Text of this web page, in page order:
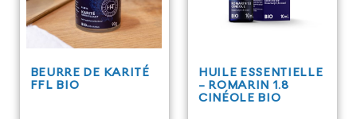
BEURRE DE KARITÉ
FFL BIO
HUILE ESSENTIELLE
- ROMARIN 1.8
CINÉOLE BIO